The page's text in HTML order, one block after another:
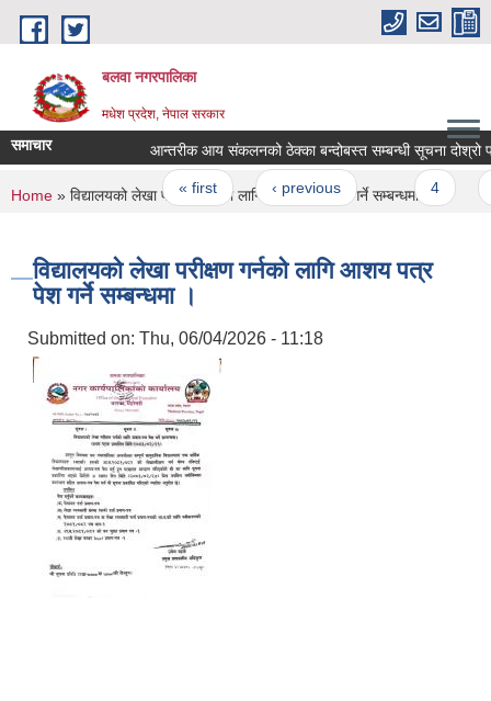
Skip to main content
बलवा नगरपालिका
मधेश प्रदेश, नेपाल सरकार
समाचार आन्तरीक आय संकलनको ठेक्का बन्दोबस्त सम्बन्धी सूचना दोश्रो पटक
Pages
« first ‹ previous … 4
You are here
Home » विद्यालयको लेखा परीक्षण गर्नको लागि आशय पत्र पेश गर्ने सम्बन्धमा ।
विद्यालयको लेखा परीक्षण गर्नको लागि आशय पत्र
पेश गर्ने सम्बन्धमा ।
Submitted on: Thu, 06/04/2026 - 11:18